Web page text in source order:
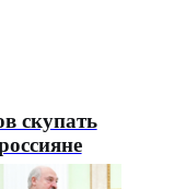
скупать